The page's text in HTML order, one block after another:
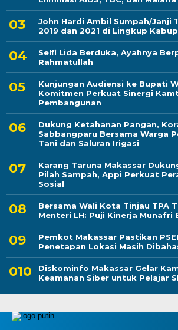
John Hardi Ambil Sumpah/Janji
2019 dan 2021 di Lingkup
Selfi Lida Berduka, Ayahnya
Rahmatullah
Kunjungan Audiensi ke Bupati
Komitmen Perkuat Sinergi
Pembangunan
Dukung Ketahanan Pangan,
Sabbangparu Bersama Warga
Tani dan Saluran Irigasi
Karang Taruna Makassar
Pilah Sampah, Appi Perkuat
Sosial
Bersama Wali Kota Tinjau TPA
Menteri LH: Puji Kinerja Munafri
Pemkot Makassar Pastikan
Penetapan Lokasi Masih
Diskominfo Makassar Gelar
Keamanan Siber untuk Pelajar